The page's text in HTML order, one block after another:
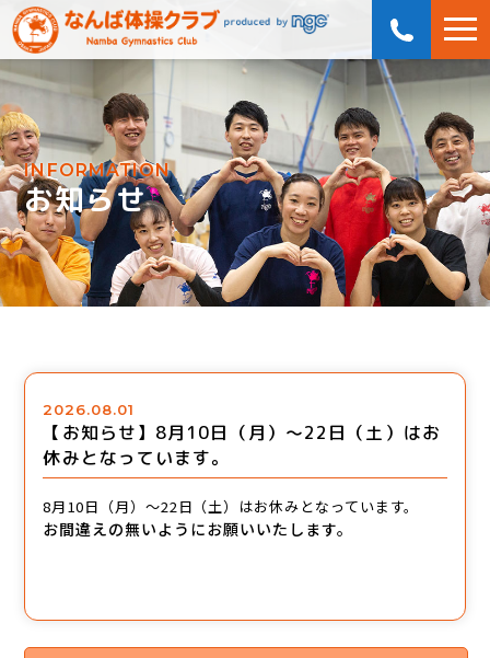
INFORMATION
お知らせ
2026.08.01
【お知らせ】8月10日（月）～22日（土）はお
休みとなっています。
8月10日（月）～22日（土）はお休みとなっています。
お間違えの無いようにお願いいたします。